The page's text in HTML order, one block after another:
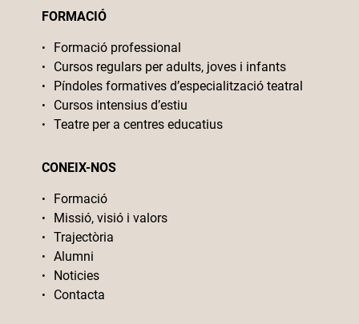
FORMACIÓ
Formació professional
Cursos regulars per adults, joves i infants
Píndoles formatives d’especialització teatral
Cursos intensius d’estiu
Teatre per a centres educatius
CONEIX-NOS
Formació
Missió, visió i valors
Trajectòria
Alumni
Noticies
Contacta